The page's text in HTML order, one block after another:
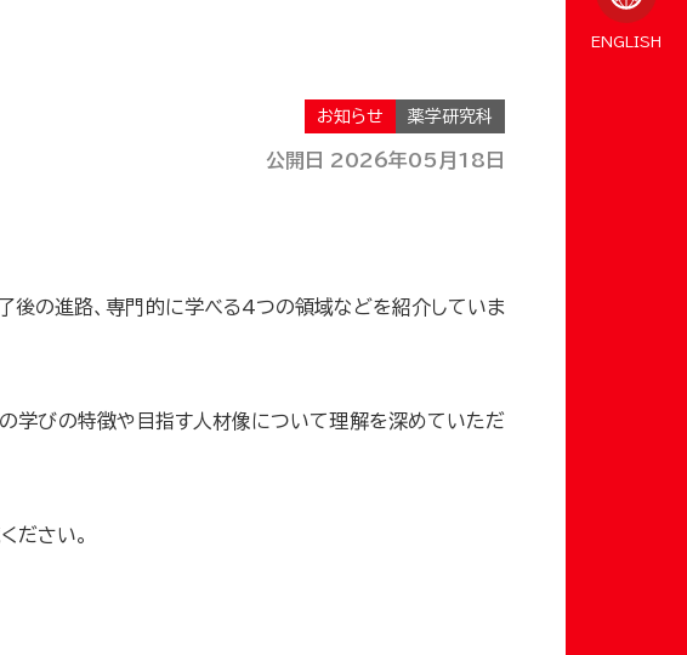
ENGLISH
お知らせ 薬学研究科
公開日 2026年05月18日
後の進路、専門的に学べる4つの領域などを紹介していま
の学びの特徴や目指す人材像について理解を深めていただ
ださい。